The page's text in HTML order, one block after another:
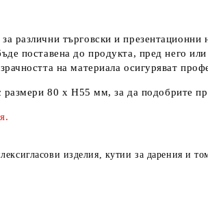
различни търговски и презентационни
поставена до продукта, пред него
на материала осигуряват
размери 80 х Н55 мм, за да подобрите
изделия, кутии за дарения